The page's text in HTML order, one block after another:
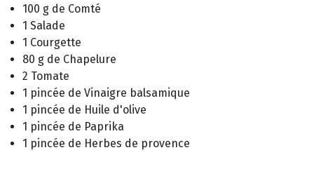
100 g de Comté
1 Salade
1 Courgette
80 g de Chapelure
2 Tomate
1 pincée de Vinaigre balsamique
1 pincée de Huile d'olive
1 pincée de Paprika
1 pincée de Herbes de provence